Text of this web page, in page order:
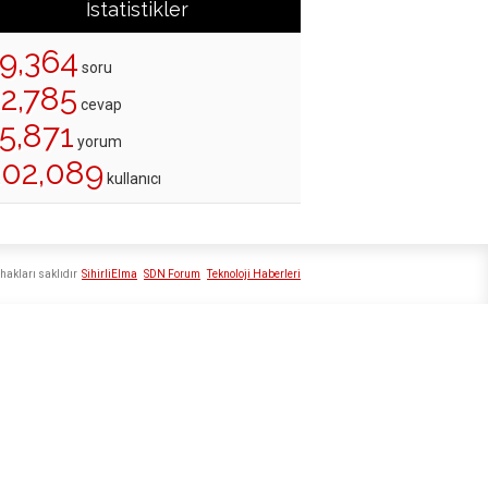
İstatistikler
soru
cevap
yorum
kullanıcı
SihirliElma SDN Forum Teknoloji Haberleri
saklıdır